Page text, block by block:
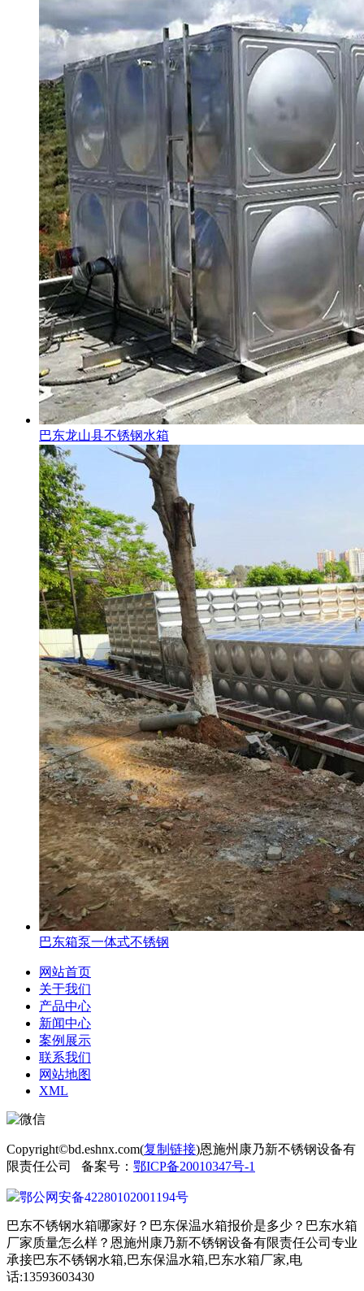
巴东龙山县不锈钢水箱
巴东箱泵一体式不锈钢
网站首页
关于我们
产品中心
新闻中心
案例展示
联系我们
网站地图
XML
Copyright©bd.eshnx.com(复制链接)恩施州康乃新不锈钢设备有
限责任公司 备案号： 鄂ICP备20010347号-1
鄂公网安备42280102001194号
巴东不锈钢水箱哪家好？巴东保温水箱报价是多少？巴东水箱
厂家质量怎么样？恩施州康乃新不锈钢设备有限责任公司专业
承接巴东不锈钢水箱,巴东保温水箱,巴东水箱厂家,电
话:13593603430